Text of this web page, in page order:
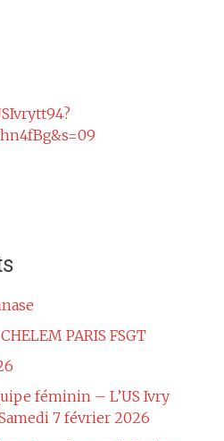
PARIS FSGT
féminin – L’US Ivry
7 février 2026